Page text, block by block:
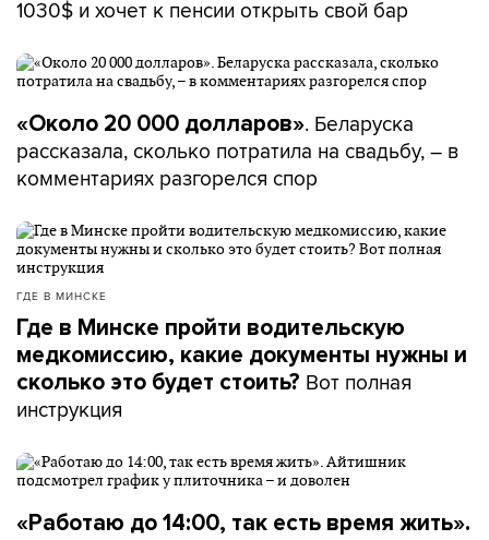
1030$ и хочет к пенсии открыть свой бар
«Около 20 000 долларов». Беларуска
рассказала, сколько потратила на свадьбу, – в
комментариях разгорелся спор
ГДЕ В МИНСКЕ
Где в Минске пройти водительскую
медкомиссию, какие документы нужны и
сколько это будет стоить? Вот полная
инструкция
«Работаю до 14:00, так есть время жить».